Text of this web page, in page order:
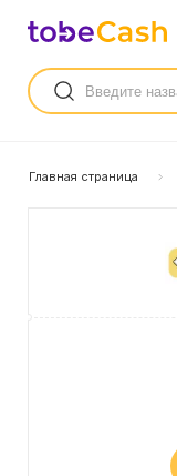
Главная страница